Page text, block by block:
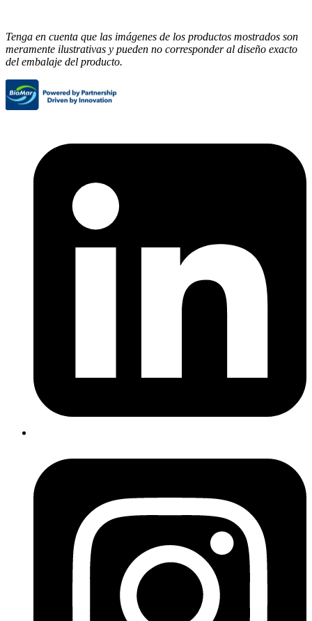
Tenga en cuenta que las imágenes de los productos mostrados son
meramente ilustrativas y pueden no corresponder al diseño exacto
del embalaje del producto.